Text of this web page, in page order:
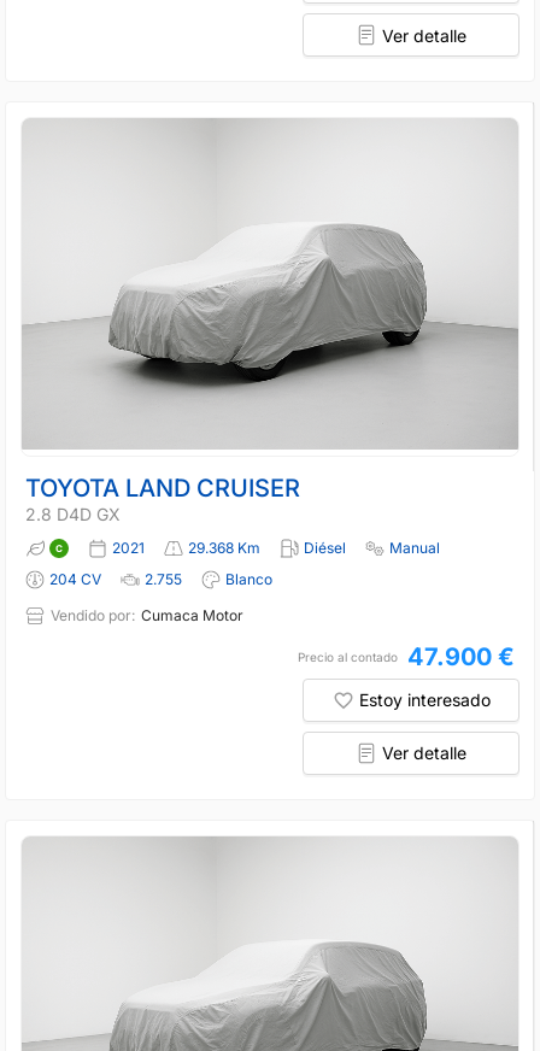
Ver detalle
TOYOTA LAND CRUISER
2.8 D4D GX
2021 29.368 Km Diésel
Manual
204 CV
2.755
Blanco
Vendido por: Cumaca Motor
Precio al contado 47.900 €
Estoy interesado
Ver detalle